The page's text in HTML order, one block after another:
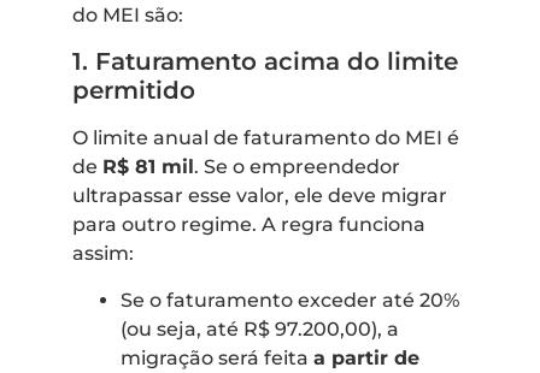
do MEI são:
1. Faturamento acima do limite
permitido
O limite anual de faturamento do MEI é
de R$ 81 mil. Se o empreendedor
ultrapassar esse valor, ele deve migrar
para outro regime. A regra funciona
assim:
Se o faturamento exceder até 20%
(ou seja, até R$ 97.200,00), a
migração será feita a partir de